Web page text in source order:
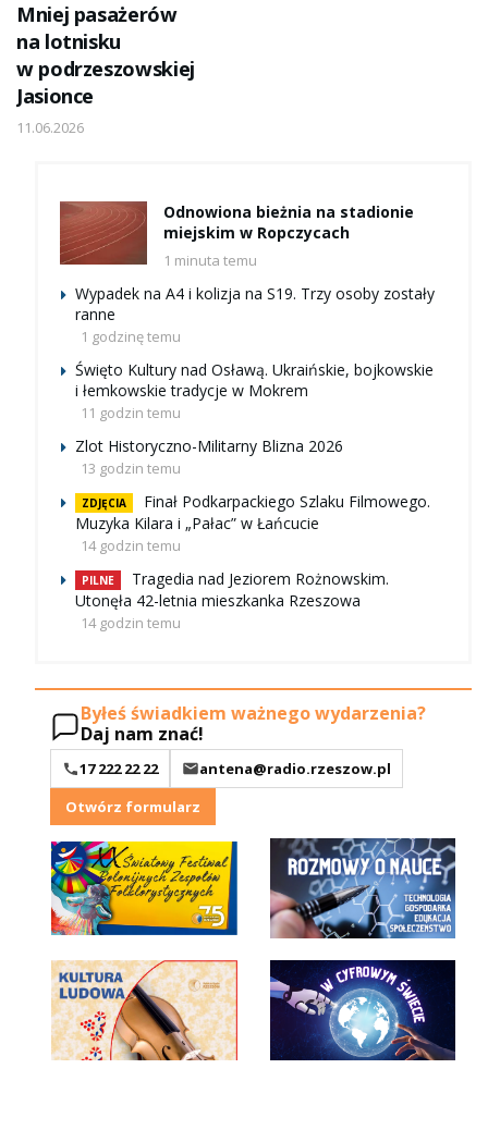
Mniej pasażerów
na lotnisku
w podrzeszowskiej
Jasionce
11.06.2026
Odnowiona bieżnia na stadionie
miejskim w Ropczycach
1 minuta temu
Wypadek na A4 i kolizja na S19. Trzy osoby zostały
ranne
1 godzinę temu
Święto Kultury nad Osławą. Ukraińskie, bojkowskie
i łemkowskie tradycje w Mokrem
11 godzin temu
Zlot Historyczno-Militarny Blizna 2026
13 godzin temu
ZDJĘCIA
Finał Podkarpackiego Szlaku Filmowego.
Muzyka Kilara i „Pałac” w Łańcucie
14 godzin temu
PILNE
Tragedia nad Jeziorem Rożnowskim.
Utonęła 42-letnia mieszkanka Rzeszowa
14 godzin temu
Byłeś świadkiem ważnego wydarzenia?
Daj nam znać!
17 222 22 22
antena@radio.rzeszow.pl
Otwórz formularz